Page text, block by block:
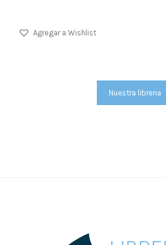
Agregar a Wishlist
Nuestra libreria